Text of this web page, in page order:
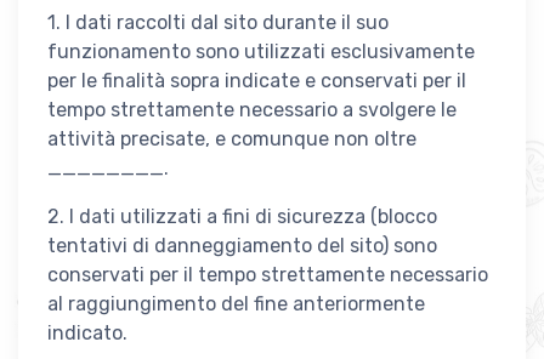
1. I dati raccolti dal sito durante il suo
funzionamento sono utilizzati esclusivamente
per le finalità sopra indicate e conservati per il
tempo strettamente necessario a svolgere le
attività precisate, e comunque non oltre
________.
2. I dati utilizzati a fini di sicurezza (blocco
tentativi di danneggiamento del sito) sono
conservati per il tempo strettamente necessario
al raggiungimento del fine anteriormente
indicato.